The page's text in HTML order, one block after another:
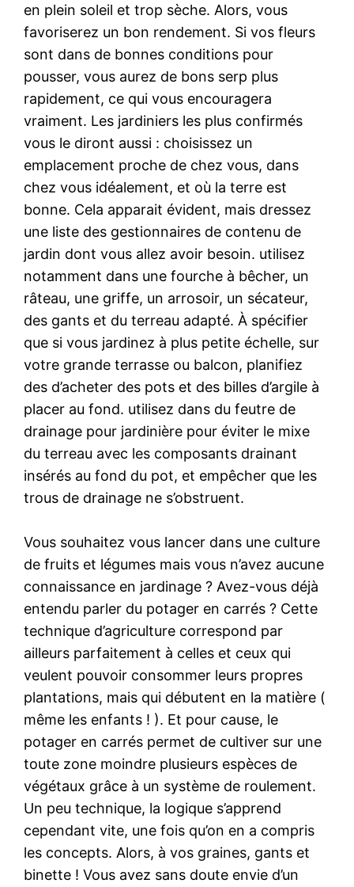
en plein soleil et trop sèche. Alors, vous
favoriserez un bon rendement. Si vos fleurs
sont dans de bonnes conditions pour
pousser, vous aurez de bons serp plus
rapidement, ce qui vous encouragera
vraiment. Les jardiniers les plus confirmés
vous le diront aussi : choisissez un
emplacement proche de chez vous, dans
chez vous idéalement, et où la terre est
bonne. Cela apparait évident, mais dressez
une liste des gestionnaires de contenu de
jardin dont vous allez avoir besoin. utilisez
notamment dans une fourche à bêcher, un
râteau, une griffe, un arrosoir, un sécateur,
des gants et du terreau adapté. À spécifier
que si vous jardinez à plus petite échelle, sur
votre grande terrasse ou balcon, planifiez
des d’acheter des pots et des billes d’argile à
placer au fond. utilisez dans du feutre de
drainage pour jardinière pour éviter le mixe
du terreau avec les composants drainant
insérés au fond du pot, et empêcher que les
trous de drainage ne s’obstruent.
Vous souhaitez vous lancer dans une culture
de fruits et légumes mais vous n’avez aucune
connaissance en jardinage ? Avez-vous déjà
entendu parler du potager en carrés ? Cette
technique d’agriculture correspond par
ailleurs parfaitement à celles et ceux qui
veulent pouvoir consommer leurs propres
plantations, mais qui débutent en la matière (
même les enfants ! ). Et pour cause, le
potager en carrés permet de cultiver sur une
toute zone moindre plusieurs espèces de
végétaux grâce à un système de roulement.
Un peu technique, la logique s’apprend
cependant vite, une fois qu’on en a compris
les concepts. Alors, à vos graines, gants et
binette ! Vous avez sans doute envie d’un